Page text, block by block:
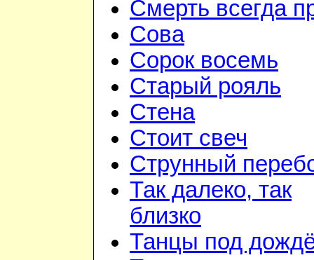
Смерть всегда
Сова
Сорок восемь
Старый рояль
Стена
Стоит свеч
Струнный
Так далеко, так
близко
Танцы под